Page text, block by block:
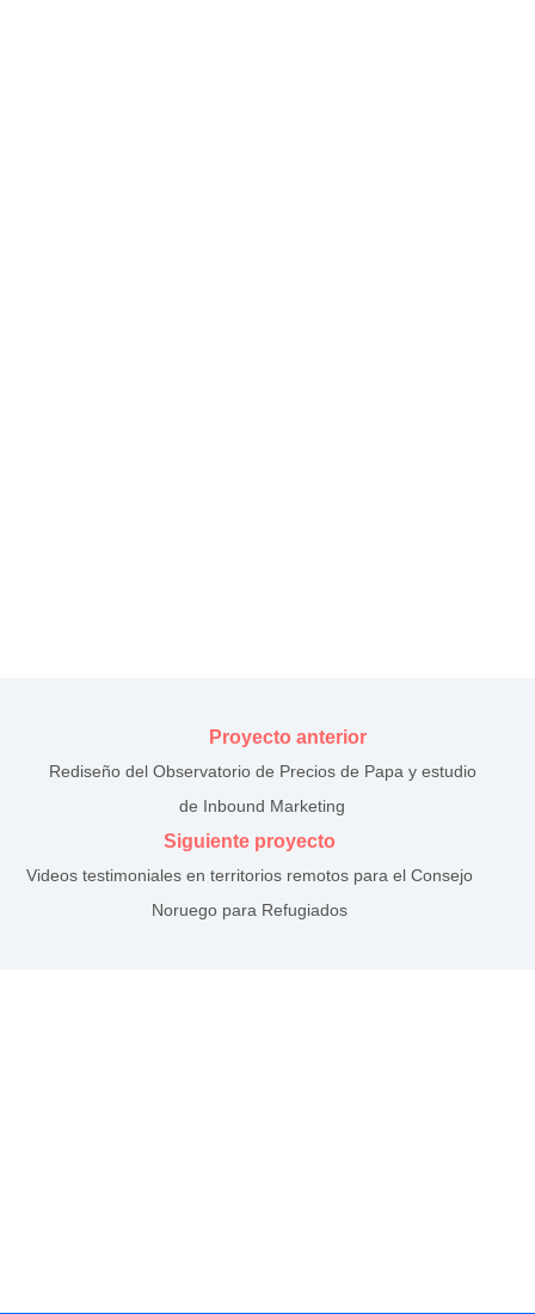
Proyecto anterior
Rediseño del Observatorio de Precios de Papa y estudio
de Inbound Marketing
Siguiente proyecto
Videos testimoniales en territorios remotos para el Consejo
Noruego para Refugiados